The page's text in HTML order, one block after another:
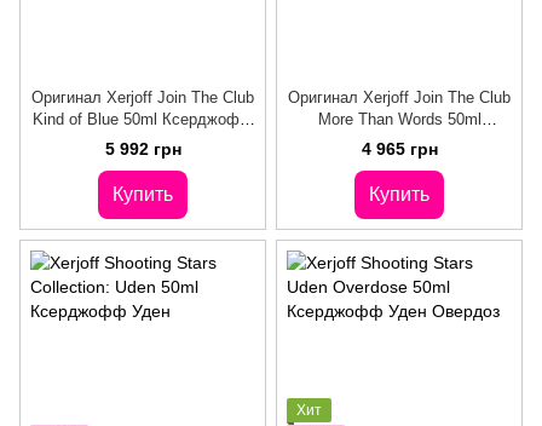
Оригинал Xerjoff Join The Club
Kind of Blue 50ml Ксерджофф
Вступай в Клуб: Оттенок
Синего
5 992 грн
Купить
Оригинал Xerjoff Join The Club
More Than Words 50ml
Ксерджофф Вступай в Клуб:
Больше Чем Слова
4 965 грн
Купить
Хит